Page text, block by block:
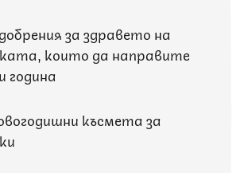
за здравето на
които да направите
година
късмета за